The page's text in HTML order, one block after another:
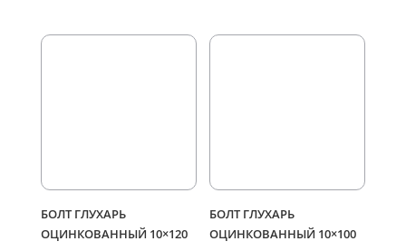
БОЛТ ГЛУХАРЬ
ОЦИНКОВАННЫЙ 10×120
БОЛТ ГЛУХАРЬ
ОЦИНКОВАННЫЙ 10×100